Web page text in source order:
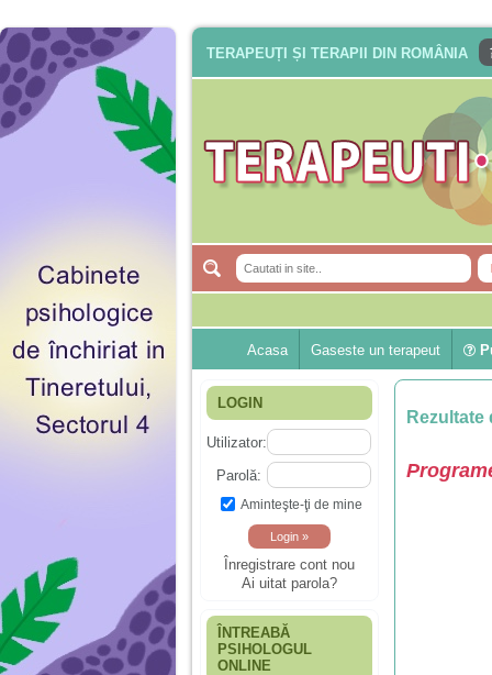
TERAPEUȚI ȘI TERAPII DIN ROMÂNIA
Acasa Gaseste un terapeut
LOGIN
Utilizator:
Parolă:
Aminteşte-ţi de mine
Înregistrare cont nou
Ai uitat parola?
ÎNTREABĂ
PSIHOLOGUL
ONLINE
Rezultate